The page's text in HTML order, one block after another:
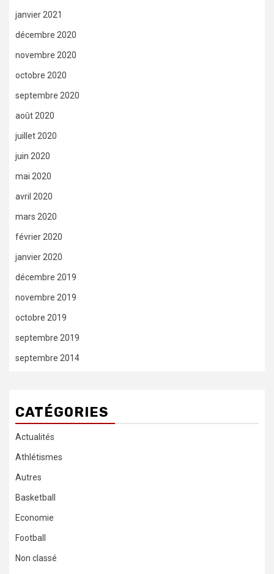
janvier 2021
décembre 2020
novembre 2020
octobre 2020
septembre 2020
août 2020
juillet 2020
juin 2020
mai 2020
avril 2020
mars 2020
février 2020
janvier 2020
décembre 2019
novembre 2019
octobre 2019
septembre 2019
septembre 2014
CATÉGORIES
Actualités
Athlétismes
Autres
Basketball
Economie
Football
Non classé